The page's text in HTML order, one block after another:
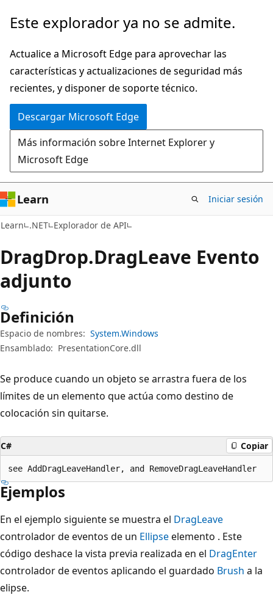
Ir
contenido
principal
Ir
la
navegación
en
la
página
Este explorador ya no se admite.
Actualice a Microsoft Edge para aprovechar las
características y actualizaciones de seguridad más
recientes, y disponer de soporte técnico.
Descargar Microsoft Edge
Más información sobre Internet Explorer y
Microsoft Edge
Learn Iniciar sesión
Learn .NET Explorador de API
DragDrop.DragLeave Evento
adjunto
Definición
Espacio de nombres: System.Windows
Ensamblado: PresentationCore.dll
Se produce cuando un objeto se arrastra fuera de los
límites de un elemento que actúa como destino de
colocación sin quitarse.
C# Copiar
see AddDragLeaveHandler, and RemoveDragLeaveHandler
Ejemplos
En el ejemplo siguiente se muestra el DragLeave
controlador de eventos de un Ellipseelemento . Este
código deshace la vista previa realizada en el DragEnter
controlador de eventos aplicando el guardado Brush a la
elipse.